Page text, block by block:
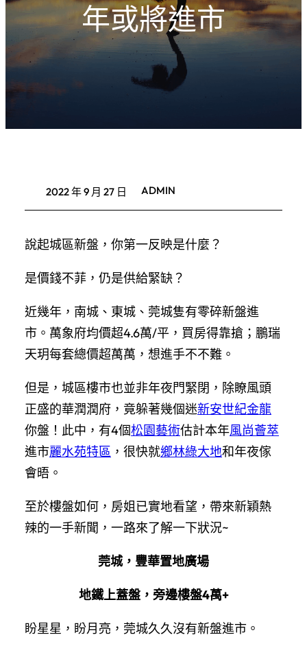
年或將進市
2022 年 9 月 27 日 ADMIN
說起城區新盤，你第一反映是什麼？
是價錢不菲，仍是供給緊缺？
近幾年，南城、東城、莞城隻有零碎新盤進
市。萬象府均價超4.6萬/平，買房得靠搶；鵬瑞
天玥每套總價超萬萬，想進手不不難。
但是，城區樓市也並非年夜門緊閉，除瞭風頭
正盛的華潤潤府，竟躲著幾個迷新安世紀金龍
你盤！此中，有4個松園藝術估計本年風尚薈萃
進市麗水苑特區 ，很快就鄉林綠大地和年夜傢
會晤。
至於樓盤如何，房姐已實地看望，帶來新穎熱
辣的一手新聞，一路來了解一下狀況~
莞城，豐華置地廣場
地鐵上蓋盤，旁邊樓盤4萬+
盼星星，盼月亮，莞城久久沒有新盤進市。